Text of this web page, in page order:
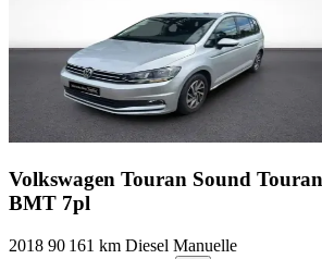
Volkswagen Touran Sound
BMT 7pl
2018 90 161 km Diesel Manuelle